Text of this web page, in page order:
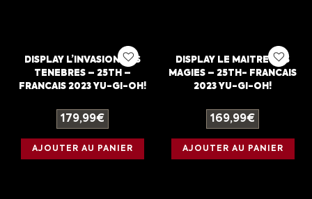
DISPLAY L’INVASION DES
TENEBRES – 25TH –
FRANCAIS 2023 YU-GI-OH!
179,99€
AJOUTER AU PANIER
DISPLAY LE MAITRE DES
MAGIES – 25TH- FRANCAIS
2023 YU-GI-OH!
169,99€
AJOUTER AU PANIER